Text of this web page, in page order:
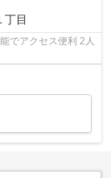
丁目
でアクセス便利 2人